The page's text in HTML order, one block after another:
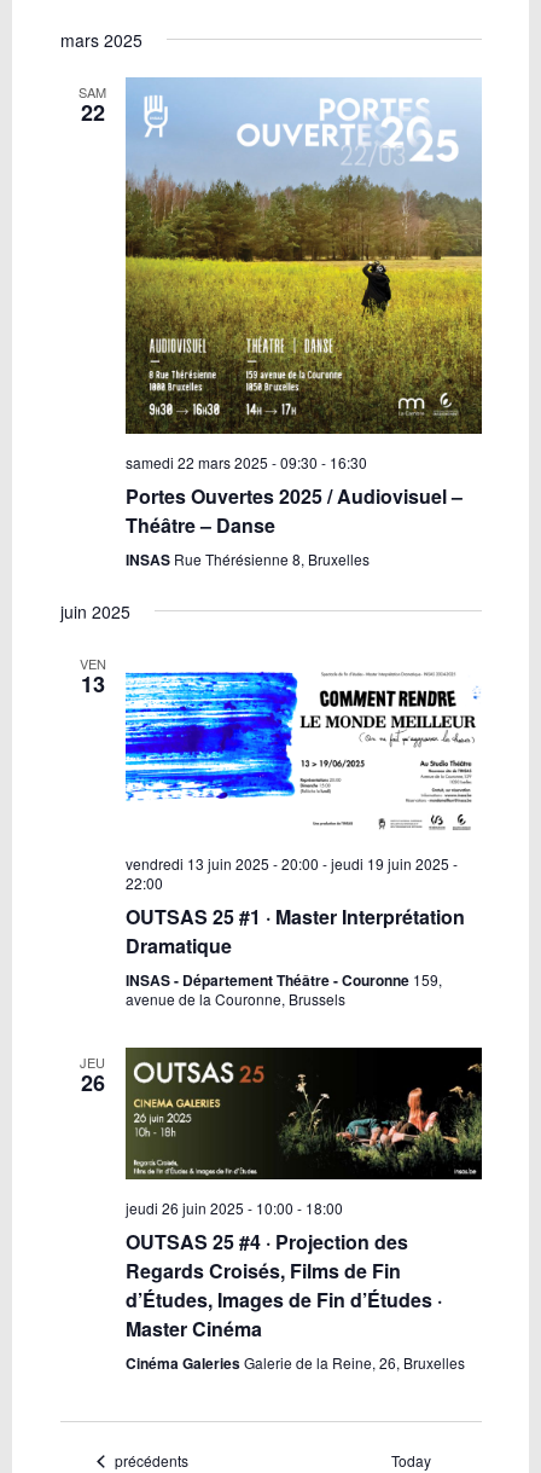
mars 2025
SAM
22
samedi 22 mars 2025 - 09:30 - 16:30
Portes Ouvertes 2025 / Audiovisuel –
Théâtre – Danse
INSAS Rue Thérésienne 8, Bruxelles
juin 2025
VEN
13
vendredi 13 juin 2025 - 20:00 -jeudi 19 juin 2025 -
22:00
OUTSAS 25 #1 · Master Interprétation
Dramatique
INSAS - Département Théâtre - Couronne 159,
avenue de la Couronne, Brussels
JEU
26
jeudi 26 juin 2025 - 10:00 - 18:00
OUTSAS 25 #4 · Projection des
Regards Croisés, Films de Fin
d’Études, Images de Fin d’Études ·
Master Cinéma
Cinéma GaleriesGalerie de la Reine, 26, Bruxelles
Évènements
précédents
Today